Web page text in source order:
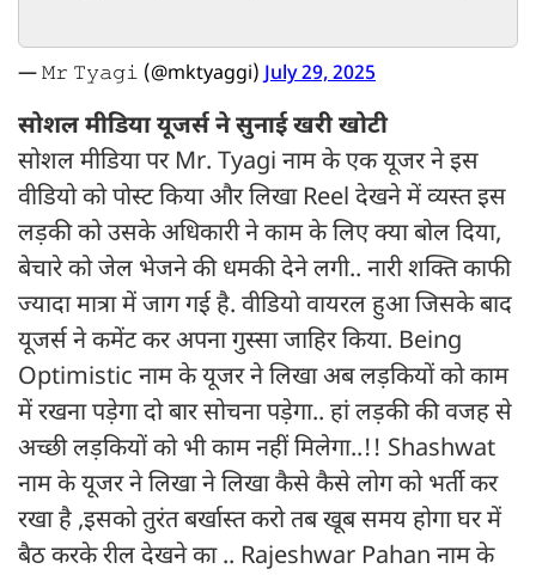
— 𝙼𝚛 𝚃𝚢𝚊𝚐𝚒 (@mktyaggi)July 29, 2025
सोशल मीडिया यूजर्स ने सुनाई खरी खोटी
सोशल मीडिया पर Mr. Tyagi नाम के एक यूजर ने इस
वीडियो को पोस्ट किया और लिखा Reel देखने में व्यस्त इस
लड़की को उसके अधिकारी ने काम के लिए क्या बोल दिया,
बेचारे को जेल भेजने की धमकी देने लगी.. नारी शक्ति काफी
ज्यादा मात्रा में जाग गई है. वीडियो वायरल हुआ जिसके बाद
यूजर्स ने कमेंट कर अपना गुस्सा जाहिर किया. Being
Optimistic नाम के यूजर ने लिखा अब लड़कियों को काम
में रखना पड़ेगा दो बार सोचना पड़ेगा.. हां लड़की की वजह से
अच्छी लड़कियों को भी काम नहीं मिलेगा..!! Shashwat
नाम के यूजर ने लिखा ने लिखा कैसे कैसे लोग को भर्ती कर
रखा है ,इसको तुरंत बर्खास्त करो तब खूब समय होगा घर में
बैठ करके रील देखने का .. Rajeshwar Pahan नाम के